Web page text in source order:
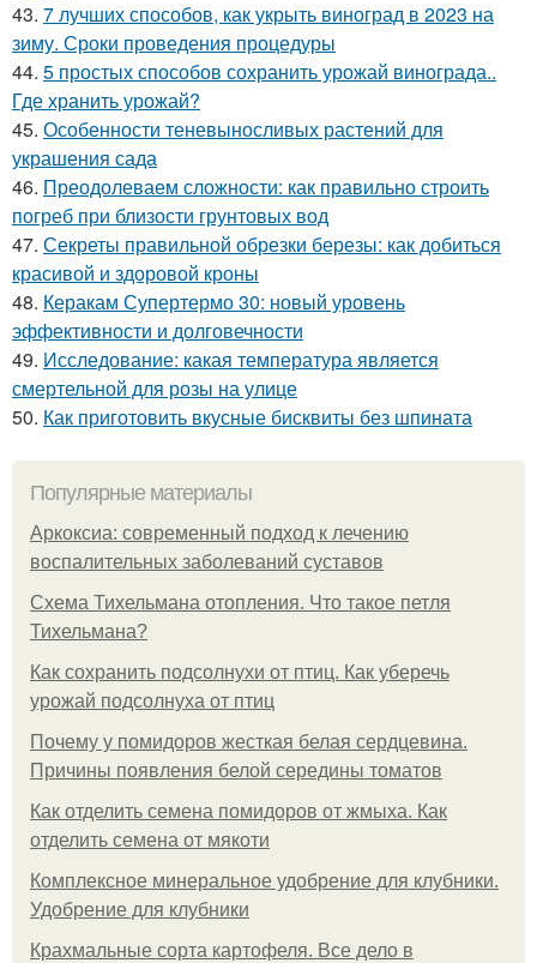
43. 7 лучших способов, как укрыть виноград в 2023 на
зиму. Сроки проведения процедуры
44. 5 простых способов сохранить урожай винограда..
Где хранить урожай?
45. Особенности теневыносливых растений для
украшения сада
46. Преодолеваем сложности: как правильно строить
погреб при близости грунтовых вод
47. Секреты правильной обрезки березы: как добиться
красивой и здоровой кроны
48. Керакам Супертермо 30: новый уровень
эффективности и долговечности
49. Исследование: какая температура является
смертельной для розы на улице
50. Как приготовить вкусные бисквиты без шпината
Популярные материалы
Аркоксиа: современный подход к лечению
воспалительных заболеваний суставов
Схема Тихельмана отопления. Что такое петля
Тихельмана?
Как сохранить подсолнухи от птиц. Как уберечь
урожай подсолнуха от птиц
Почему у помидоров жесткая белая сердцевина.
Причины появления белой середины томатов
Как отделить семена помидоров от жмыха. Как
отделить семена от мякоти
Комплексное минеральное удобрение для клубники.
Удобрение для клубники
Крахмальные сорта картофеля. Все дело в